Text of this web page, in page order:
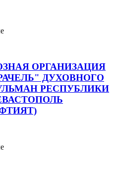
ОРГАНИЗАЦИЯ
ДУХОВНОГО
РЕСПУБЛИКИ